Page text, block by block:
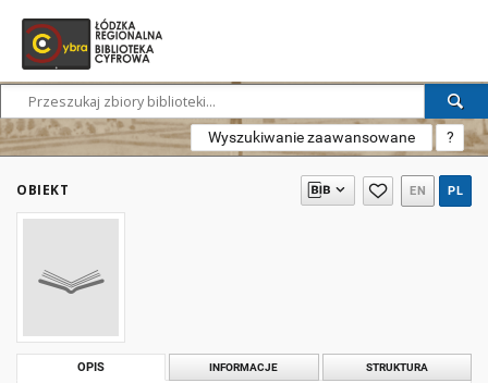
Wyszukiwanie zaawansowane ?
OBIEKT EN PL
OPIS INFORMACJE STRUKTURA